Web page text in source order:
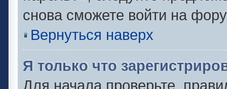
снова сможете войти на
Вернуться наверх
Я только что
Для начала проверьте,